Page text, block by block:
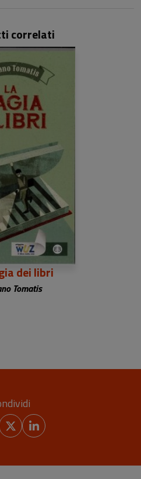
correlati
dei libri
Tomatis